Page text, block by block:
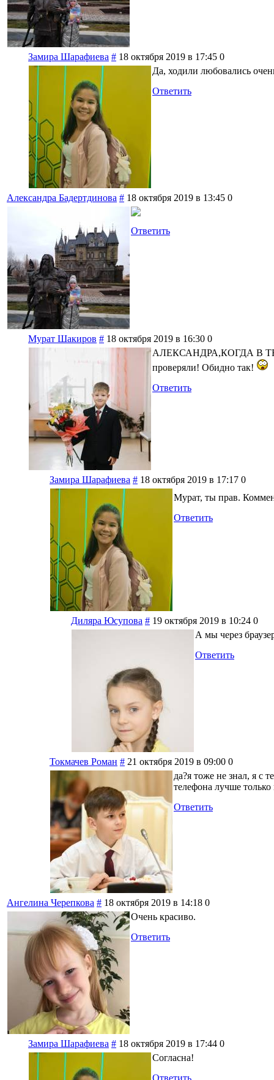
Замира Шарафиева # 18 октября 2019 в 17:45 0
Да, ходили любовались
Ответить
Александра Бадертдинова # 18 октября 2019 в 13:45 0
Ответить
Мурат Шакиров # 18 октября 2019 в 16:30 0
АЛЕКСАНДРА,КОГДА В
проверяли! Обидно так!
Ответить
Замира Шарафиева # 18 октября 2019 в 17:17 0
Мурат, ты прав.
Ответить
Диляра Юсупова # 19 октября 2019 в 10:24 0
А мы через
Ответить
Токмачев Роман # 21 октября 2019 в 09:00 0
да?я тоже не знал, я с
телефона лучше
Ответить
Ангелина Черепкова # 18 октября 2019 в 14:18 0
Очень красиво.
Ответить
Замира Шарафиева # 18 октября 2019 в 17:44 0
Согласна!
Ответить